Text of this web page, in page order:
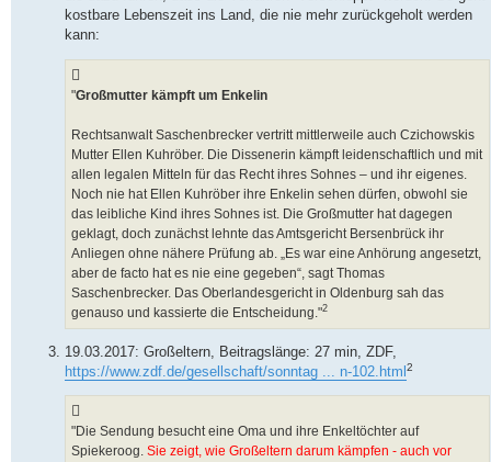
kostbare Lebenszeit ins Land, die nie mehr zurückgeholt werden
kann:
"Großmutter kämpft um Enkelin
Rechtsanwalt Saschenbrecker vertritt mittlerweile auch Czichowskis
Mutter Ellen Kuhröber. Die Dissenerin kämpft leidenschaftlich und mit
allen legalen Mitteln für das Recht ihres Sohnes – und ihr eigenes.
Noch nie hat Ellen Kuhröber ihre Enkelin sehen dürfen, obwohl sie
das leibliche Kind ihres Sohnes ist. Die Großmutter hat dagegen
geklagt, doch zunächst lehnte das Amtsgericht Bersenbrück ihr
Anliegen ohne nähere Prüfung ab. „Es war eine Anhörung angesetzt,
aber de facto hat es nie eine gegeben“, sagt Thomas
Saschenbrecker. Das Oberlandesgericht in Oldenburg sah das
genauso und kassierte die Entscheidung."2
19.03.2017: Großeltern, Beitragslänge: 27 min, ZDF,
https://www.zdf.de/gesellschaft/sonntag ... n-102.html 2
"Die Sendung besucht eine Oma und ihre Enkeltöchter auf
Spiekeroog. Sie zeigt, wie Großeltern darum kämpfen - auch vor